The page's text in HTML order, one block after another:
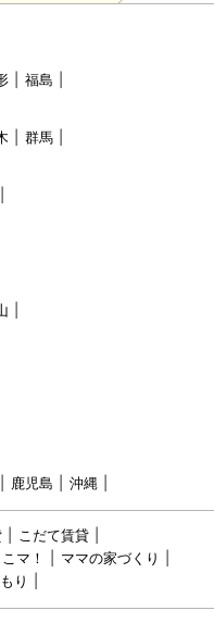
福島
群馬
鹿児島 沖縄
こだて賃貸
マ！
ママの家づくり
り